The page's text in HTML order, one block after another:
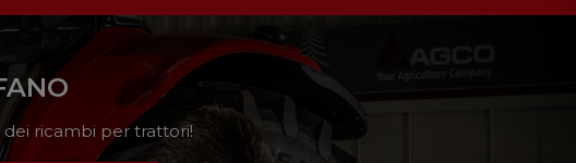
ricambi per trattori!